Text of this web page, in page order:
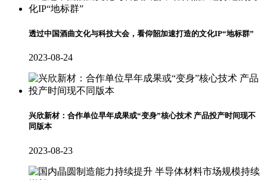
透过中国酒曲文化与科技大会，看仰韶加速打造的文化IP“地标群”
2023-08-24
兴欣新材：合作单位早年成果或“变身”核心技术 产品投产时间现不
同版本
2023-08-23